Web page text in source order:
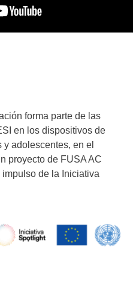
forma parte de las
en los dispositivos de
adolescentes, en el
proyecto de FUSA AC
de la Iniciativa